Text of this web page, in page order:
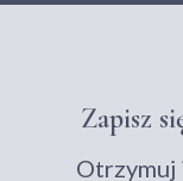
Zapisz
Otrzymuj